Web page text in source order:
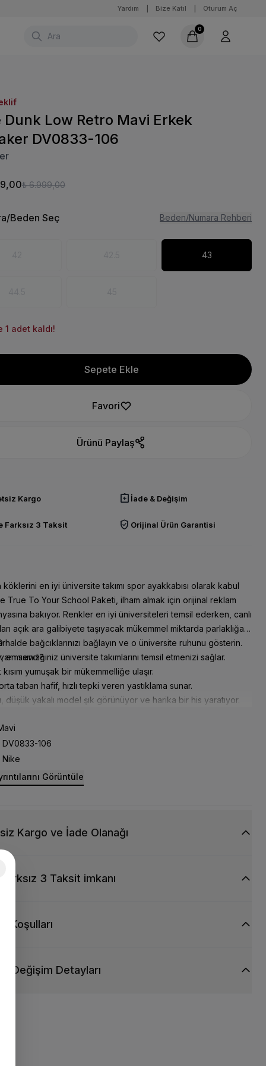
Yardım Bize Katıl Oturum Aç
0
Dunk Low Retro Mavi Erkek
DV0833-106
₺ 6.999,00
Beden Seç Beden/Numara Rehberi
43
1 adet kaldı!
Sepete Ekle
Favori
Ürünü Paylaş
Kargo assignment_return İade & Değişim
Farksız 3 Taksit verified_user Orijinal Ürün Garantisi
köklerini en iyi üniversite takımı spor ayakkabısı olarak kabul
True To Your School Paketi, ilham almak için orijinal reklam
bakıyor. Renkler en iyi üniversiteleri temsil ederken, canlı
açık ara galibiyete taşıyacak mükemmel miktarda parlaklığa
halde bağcıklarınızı bağlayın ve o üniversite ruhunu gösterin.
mısınız?
en sevdiğiniz üniversite takımlarını temsil etmenizi sağlar.
yumuşak bir mükemmelliğe ulaşır.
taban hafif, hızlı tepki veren yastıklama sunar.
düşük yakalı model şık görünüyor ve harika bir his yaratıyor.
stil katar.
DV0833-106
Nike
Görüntüle
Kargo ve İade Olanağı
Farksız 3 Taksit imkanı
Koşulları
Değişim Detayları